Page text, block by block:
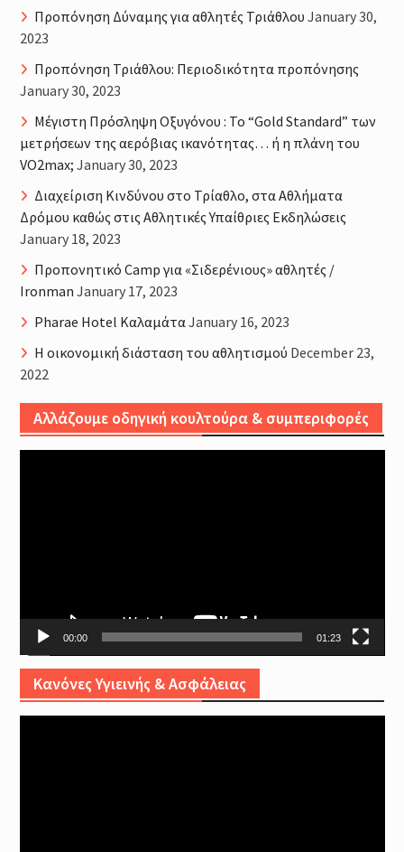
Προπόνηση Δύναμης για αθλητές Τριάθλου January 30,
2023
Προπόνηση Τριάθλου: Περιοδικότητα προπόνησης
January 30, 2023
Μέγιστη Πρόσληψη Οξυγόνου : Το “Gold Standard” των
μετρήσεων της αερόβιας ικανότητας… ή η πλάνη του
VO2max; January 30, 2023
Διαχείριση Κινδύνου στο Τρίαθλο, στα Αθλήματα
Δρόμου καθώς στις Αθλητικές Υπαίθριες Εκδηλώσεις
January 18, 2023
Προπονητικό Camp για «Σιδερένιους» αθλητές /
Ironman January 17, 2023
Pharae Hotel Καλαμάτα January 16, 2023
Η οικονομική διάσταση του αθλητισμού December 23,
2022
Αλλάζουμε οδηγική κουλτούρα & συμπεριφορές
00:00 01:23
Κανόνες Υγιεινής & Ασφάλειας